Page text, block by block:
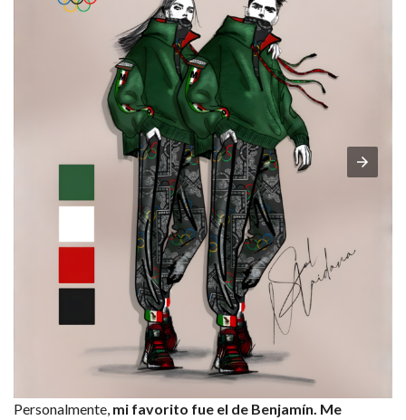
Personalmente, mi favorito fue el de Benjamín. Me